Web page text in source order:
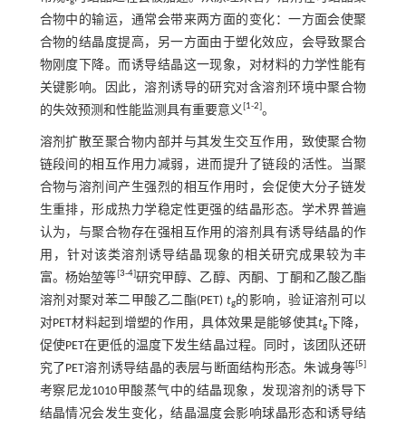
合物中的输运，通常会带来两方面的变化：一方面会使聚
合物的结晶度提高，另一方面由于塑化效应，会导致聚合
物刚度下降。而诱导结晶这一现象，对材料的力学性能有
关键影响。因此，溶剂诱导的研究对含溶剂环境中聚合物
的失效预测和性能监测具有重要意义[1-2]。
溶剂扩散至聚合物内部并与其发生交互作用，致使聚合物
链段间的相互作用力减弱，进而提升了链段的活性。当聚
合物与溶剂间产生强烈的相互作用时，会促使大分子链发
生重排，形成热力学稳定性更强的结晶形态。学术界普遍
认为，与聚合物存在强相互作用的溶剂具有诱导结晶的作
用，针对该类溶剂诱导结晶现象的相关研究成果较为丰
富。杨始堃等[3-4]研究甲醇、乙醇、丙酮、丁酮和乙酸乙酯
溶剂对聚对苯二甲酸乙二酯(PET) tg的影响，验证溶剂可以
对PET材料起到增塑的作用，具体效果是能够使其tg
下降，
促使PET在更低的温度下发生结晶过程。同时，该团队还研
究了PET溶剂诱导结晶的表层与断面结构形态。朱诚身等[5]
考察尼龙1010甲酸蒸气中的结晶现象，发现溶剂的诱导下
结晶情况会发生变化，结晶温度会影响球晶形态和诱导结